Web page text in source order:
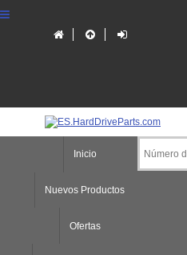
Inicio
Nuevos Productos
Ofertas